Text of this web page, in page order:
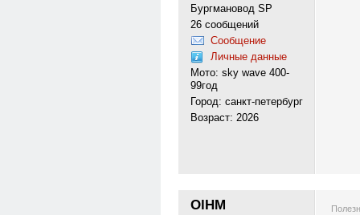
Бургмановод SP
26 сообщений
Сообщение
Личные данные
Мото: sky wave 400-
99год
Город: санкт-петербург
Возраст: 2026
OlHM